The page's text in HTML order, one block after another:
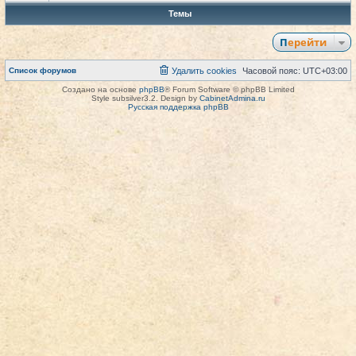
Темы
Перейти
Список форумов Часовой пояс: UTC+03:00
Удалить cookies
Создано на основе phpBB® Forum Software © phpBB Limited
Style subsilver3.2. Design by CabinetAdmina.ru
Русская поддержка phpBB